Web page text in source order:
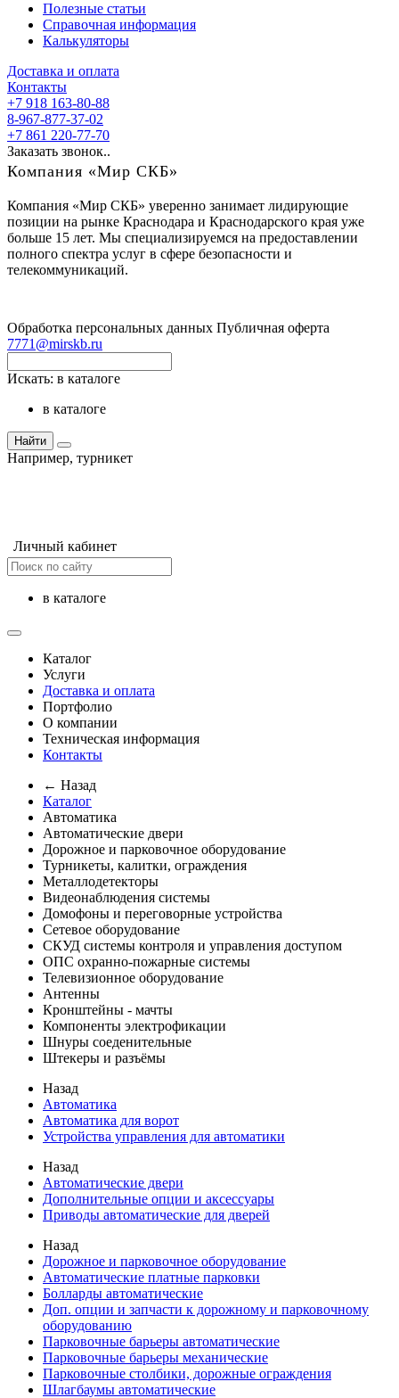
Полезные статьи
Справочная информация
Калькуляторы
Доставка и оплата
Контакты
+7 918 163-80-88
8-967-877-37-02
+7 861 220-77-70
Заказать звонок..
Компания «Мир СКБ»
Компания «Мир СКБ» уверенно занимает лидирующие
позиции на рынке Краснодара и Краснодарского края уже
больше 15 лет. Мы специализируемся на предоставлении
полного спектра услуг в сфере безопасности и
телекоммуникаций.
Обработка персональных данных Публичная оферта
7771@mirskb.ru
Искать: в каталоге
в каталоге
Найти
Например, турникет
Личный кабинет
в каталоге
Каталог
Услуги
Доставка и оплата
Портфолио
О компании
Техническая информация
Контакты
← Назад
Каталог
Автоматика
Автоматические двери
Дорожное и парковочное оборудование
Турникеты, калитки, ограждения
Металлодетекторы
Видеонаблюдения cистемы
Домофоны и переговорные устройства
Сетевое оборудование
СКУД системы контроля и управления доступом
ОПС охранно-пожарные системы
Телевизионное оборудование
Антенны
Кронштейны - мачты
Компоненты электрофикации
Шнуры соеденительные
Штекеры и разъёмы
Назад
Автоматика
Автоматика для ворот
Устройства управления для автоматики
Назад
Автоматические двери
Дополнительные опции и аксессуары
Приводы автоматические для дверей
Назад
Дорожное и парковочное оборудование
Автоматические платные парковки
Болларды автоматические
Доп. опции и запчасти к дорожному и парковочному
оборудованию
Парковочные барьеры автоматические
Парковочные барьеры механические
Парковочные столбики, дорожные ограждения
Шлагбаумы автоматические